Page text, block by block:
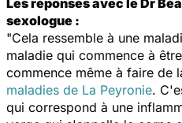
sexologue :
"Cela ressemble à une
maladie qui commence à
commence même à faire de
maladies de La Peyronie.
qui correspond à une